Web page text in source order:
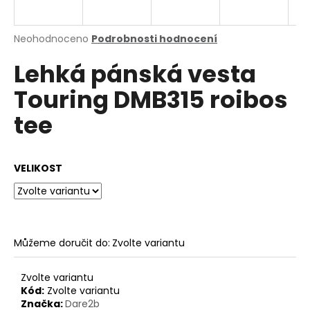
Průměrné
produktu
je
0,0
5
hvězdiček.
Neohodnoceno Podrobnosti hodnocení
Lehká pánská vesta
Touring DMB315 roibos
tee
VELIKOST
Můžeme doručit do: Zvolte variantu
Zvolte variantu
Kód: Zvolte variantu
Značka:Dare2b
j
t
?
o
p
u